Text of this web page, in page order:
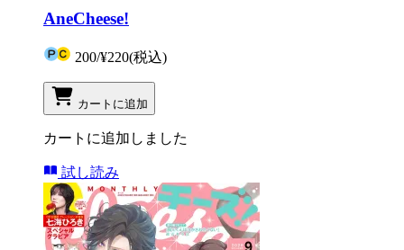
AneCheese!
200/¥220(税込)
カートに追加
カートに追加しました
試し読み